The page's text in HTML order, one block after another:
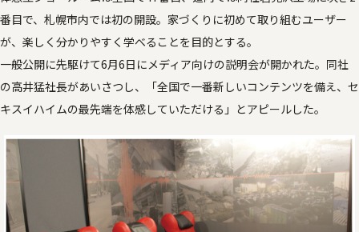
番目で、札幌市内では初の開設。家づくりに初めて取り組むユーザー
が、楽しく分かりやすく学べることを目的とする。
一般公開に先駆けて6月6日にメディア向けの説明会が開かれた。同社
の高井猛社長があいさつし、「全国で一番新しいコンテンツを備え、セ
キスイハイムの最先端を体感していただける」とアピールした。